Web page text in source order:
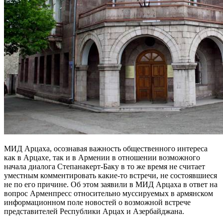
МИД Арцаха, осознавая важность общественного интереса
как в Арцахе, так и в Армении в отношении возможного
начала диалога Степанакерт-Баку в то же время не считает
уместным комментировать какие-то встречи, не состоявшиеся
не по его причине. Об этом заявили в МИД Арцаха в ответ на
вопрос Арменпресс относительно муссируемых в армянском
информационном поле новостей о возможной встрече
представителей Республики Арцах и Азербайджана.